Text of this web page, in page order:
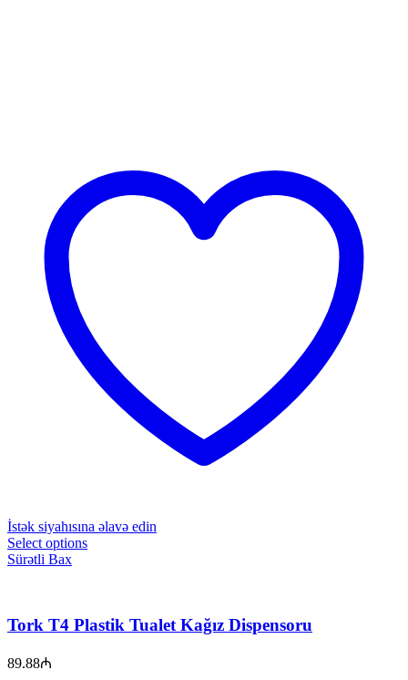
İstək siyahısına əlavə edin
Select options
Sürətli Bax
Tork T4 Plastik Tualet Kağız Dispensoru
89.88₼